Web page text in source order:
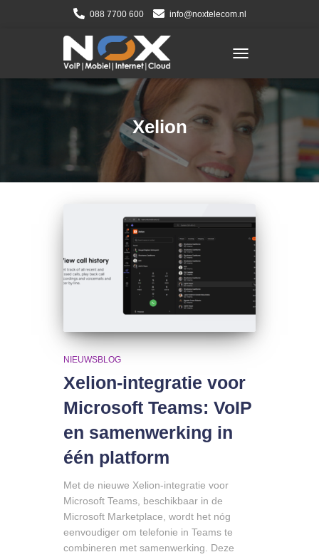
088 7700 600 info@noxtelecom.nl
Xelion
NIEUWSBLOG
Xelion-integratie voor
Microsoft Teams: VoIP
en samenwerking in
één platform
Met de nieuwe Xelion-integratie voor
Microsoft Teams, beschikbaar in de
Microsoft Marketplace, wordt het nóg
eenvoudiger om telefonie in Teams te
combineren met samenwerking. Deze